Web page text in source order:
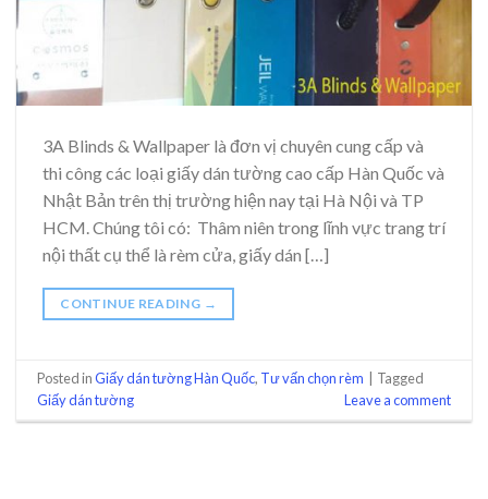
3A Blinds & Wallpaper là đơn vị chuyên cung cấp và
thi công các loại giấy dán tường cao cấp Hàn Quốc và
Nhật Bản trên thị trường hiện nay tại Hà Nội và TP
HCM. Chúng tôi có: Thâm niên trong lĩnh vực trang trí
nội thất cụ thể là rèm cửa, giấy dán […]
CONTINUE READING →
Posted inGiấy dán tường Hàn Quốc, Tư vấn chọn rèm
Tagged
Giấy dán tường
Leave a comment